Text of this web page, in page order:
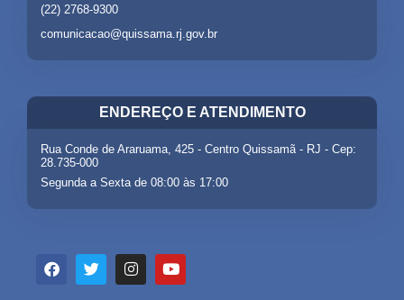
(22) 2768-9300
comunicacao@quissama.rj.gov.br
ENDEREÇO E ATENDIMENTO
Rua Conde de Araruama, 425 - Centro Quissamã - RJ - Cep:
28.735-000
Segunda a Sexta de 08:00 às 17:00